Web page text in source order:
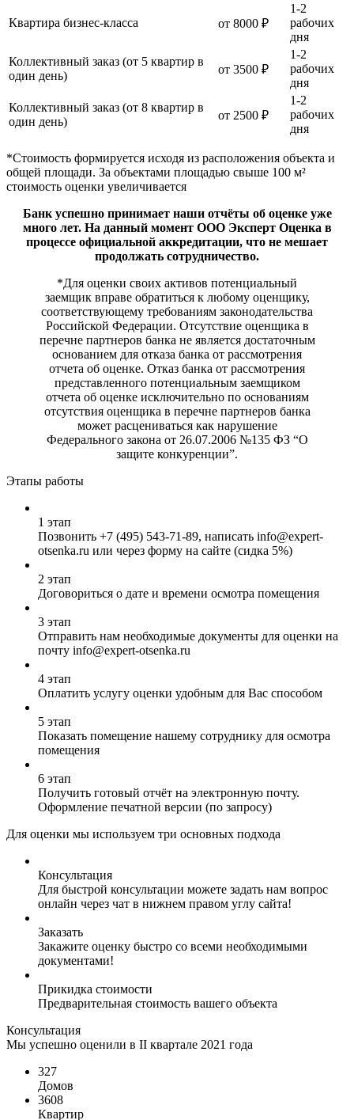
Квартира бизнес-класса от 8000 ₽
1-2
рабочих
дня
Коллективный заказ (от 5 квартир в
один день)
от 3500 ₽
1-2
рабочих
дня
Коллективный заказ (от 8 квартир в
один день)
от 2500 ₽
1-2
рабочих
дня
*Стоимость формируется исходя из расположения объекта и
общей площади. За объектами площадью свыше 100 м²
стоимость оценки увеличивается
Банк успешно принимает наши отчёты об оценке уже
много лет. На данный момент ООО Эксперт Оценка в
процессе официальной аккредитации, что не мешает
продолжать сотрудничество.
*Для оценки своих активов потенциальный
заемщик вправе обратиться к любому оценщику,
соответствующему требованиям законодательства
Российской Федерации. Отсутствие оценщика в
перечне партнеров банка не является достаточным
основанием для отказа банка от рассмотрения
отчета об оценке. Отказ банка от рассмотрения
представленного потенциальным заемщиком
отчета об оценке исключительно по основаниям
отсутствия оценщика в перечне партнеров банка
может расцениваться как нарушение
Федерального закона от 26.07.2006 №135 ФЗ “О
защите конкуренции”.
Этапы работы
1 этап
Позвонить +7 (495) 543-71-89, написать info@expert-
otsenka.ru или через форму на сайте (сидка 5%)
2 этап
Договориться о дате и времени осмотра помещения
3 этап
Отправить нам необходимые документы для оценки на
почту info@expert-otsenka.ru
4 этап
Оплатить услугу оценки удобным для Вас способом
5 этап
Показать помещение нашему сотруднику для осмотра
помещения
6 этап
Получить готовый отчёт на электронную почту.
Оформление печатной версии (по запросу)
Для оценки мы используем три основных подхода
Консультация
Для быстрой консультации можете задать нам вопрос
онлайн через чат в нижнем правом углу сайта!
Заказать
Закажите оценку быстро со всеми необходимыми
документами!
Прикидка стоимости
Предварительная стоимость вашего объекта
Консультация
Мы успешно оценили в II квартале 2021 года
327
Домов
3608
Квартир